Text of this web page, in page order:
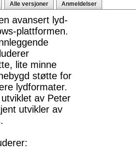
Alle versjoner Anmeldelser
avansert lyd-
plattformen.
lite minne
støtte for
lydformater.
av Peter
utvikler av